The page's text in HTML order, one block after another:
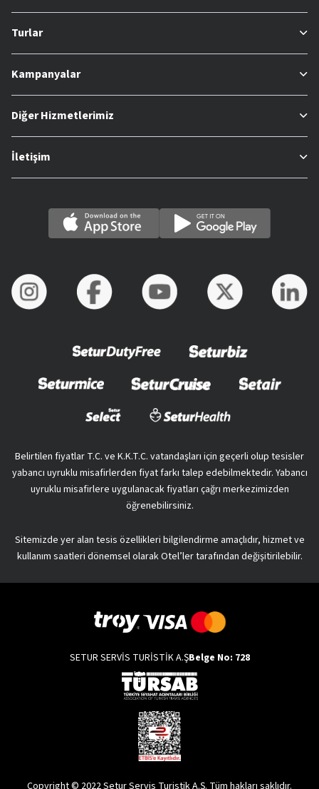
Turlar
Kampanyalar
Diğer Hizmetlerimiz
İletişim
Belirtilen fiyatlar T.C. ve K.K.T.C. vatandaşları için geçerli olup tesisler
yabancı uyruklu misafirlerden fiyat farkı talep edebilmektedir. Yabancı
uyruklu misafirlere uygulanacak fiyatları çağrı merkezimizden
öğrenebilirsiniz.
Sitemizde yer alan tesis özellikleri bilgilendirme amaçlıdır, hizmet ve
kullanım saatleri dönemsel olarak Otel’ler tarafından değişitirilebilir.
SETUR SERVİS TURİSTİK A.ŞBelge No: 728
Copyright © 2022 Setur Servis Turistik A.Ş. Tüm hakları saklıdır.